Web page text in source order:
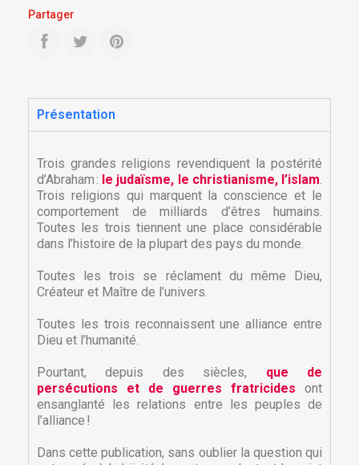
Partager
Présentation
Trois grandes religions revendiquent la postérité
d’Abraham : le judaïsme, le christianisme, l’islam.
Trois religions qui marquent la conscience et le
comportement de milliards d’êtres humains.
Toutes les trois tiennent une place considérable
dans l’histoire de la plupart des pays du monde.
Toutes les trois se réclament du même Dieu,
Créateur et Maître de l’univers.
Toutes les trois reconnaissent une alliance entre
Dieu et l’humanité.
Pourtant, depuis des siècles, que de
persécutions et de guerres fratricides ont
ensanglanté les relations entre les peuples de
l’alliance !
Dans cette publication, sans oublier la question qui